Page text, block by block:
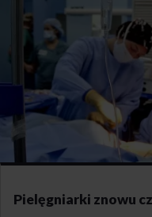
Pielęgniarki znowu